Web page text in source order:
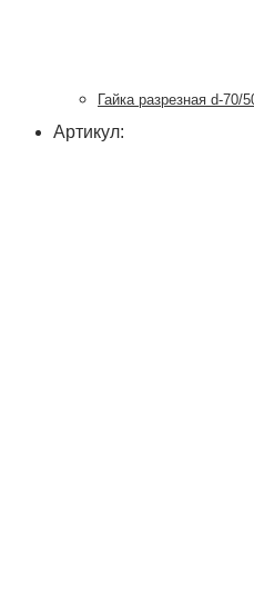
Гайка разрезная d-
Артикул: